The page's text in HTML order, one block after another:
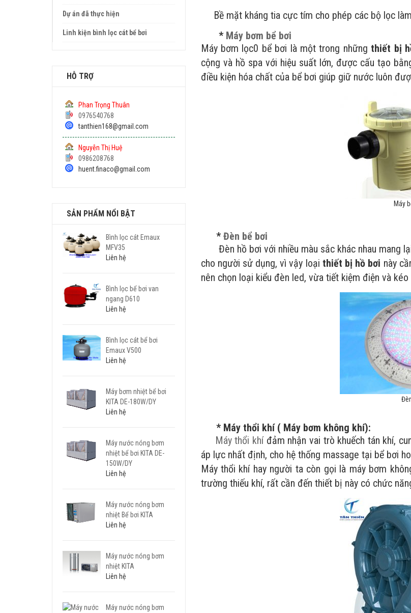
Dự án đã thực hiện
Linh kiện bình lọc cát bể bơi
HỖ TRỢ
Phan Trọng Thuân
0976540768
tanthien168@gmail.com
Nguyễn Thị Huệ
0986208768
huent.finaco@gmail.com
SẢN PHẨM NỔI BẬT
Bình lọc cát Emaux
MFV35
Liên hệ
Bình lọc bể bơi van
ngang D610
Liên hệ
Bình lọc cát bể bơi
Emaux V500
Liên hệ
Máy bơm nhiệt bể bơi
KITA DE-180W/DY
Liên hệ
Máy nước nóng bơm
nhiệt bể bơi KITA DE-
150W/DY
Liên hệ
Máy nước nóng bơm
nhiệt Bể bơi KITA
Liên hệ
Máy nước nóng bơm
nhiệt KITA
Liên hệ
Máy nước nóng bơm
Bề mặt kháng tia cực tím cho phép các bộ lọc
* Máy bơm bể bơi
Máy bơm lọc0 bể bơi là một trong nhữngthiết bị
cộng và hồ spa với hiệu suất lớn, được cấu tạo
điều kiện hóa chất của bể bơi giúp giữ nước luôn
Máy
* Đèn bể bơi
Đèn hồ bơi với nhiều màu sắc khác nhau mang
cho người sử dụng, vì vậy loại thiết bị hồ bơi này
nên chọn loại kiểu đèn led, vừa tiết kiệm điện và
* Máy thổi khí ( Máy bơm không khí):
Máy thổi khíđảm nhận vai trò khuếch tán khí,
áp lực nhất định, cho hệ thống massage tại bể bơi
Máy thổi khí hay người ta còn gọi là máy bơm
trường thiếu khí, rất cần đến thiết bị này có chức